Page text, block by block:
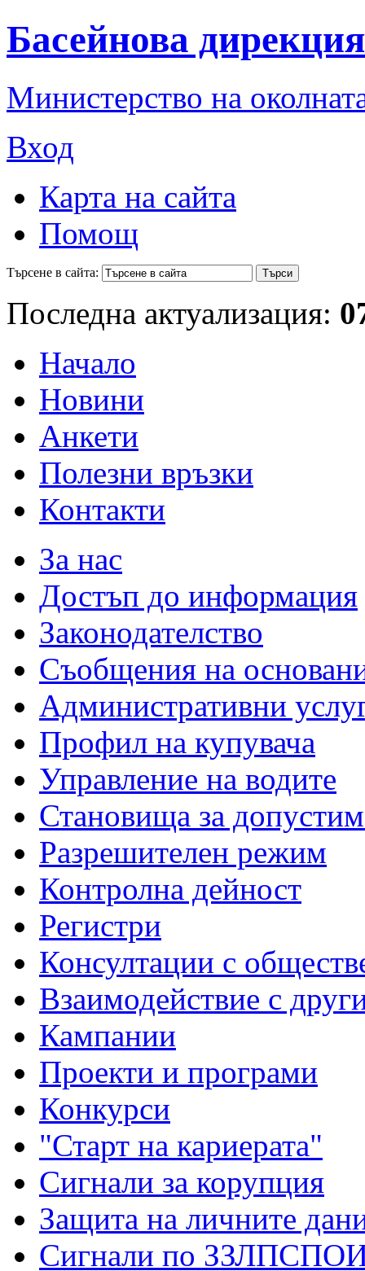
Басейнова
Министерство на
Вход
Карта на сайта
Помощ
Търсене в сайта:
Последна актуализация:
Начало
Новини
Анкети
Полезни връзки
Контакти
За нас
Достъп до информация
Законодателство
Съобщения на
Административни
Профил на купувача
Управление на водите
Становища за
Разрешителен режим
Контролна дейност
Регистри
Консултации с
Взаимодействие с
Кампании
Проекти и програми
Конкурси
"Старт на кариерата"
Сигнали за корупция
Защита на личните
Сигнали по